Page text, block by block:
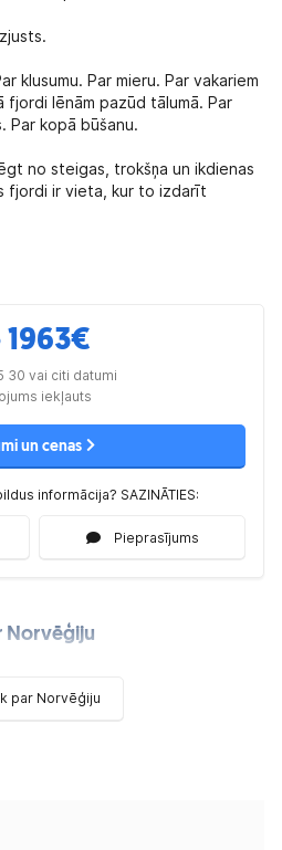
klusumu. Par mieru. Par vakariem
fjordi lēnām pazūd tālumā. Par
Par kopā būšanu.
no steigas, trokšņa un ikdienas
fjordi ir vieta, kur to izdarīt
1963€
30 vai citi datumi
iekļauts
un cenas
informācija? SAZINĀTIES:
Pieprasījums
Norvēģiju
par Norvēģiju